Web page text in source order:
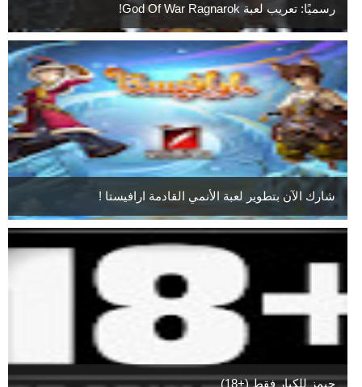
رسميًا: تعريب لعبة God Of War Ragnarok!
شارك الآن بتطوير لعبة الأنمي القادمة ارافيستا !
جيمز للكبار فقط (+18)